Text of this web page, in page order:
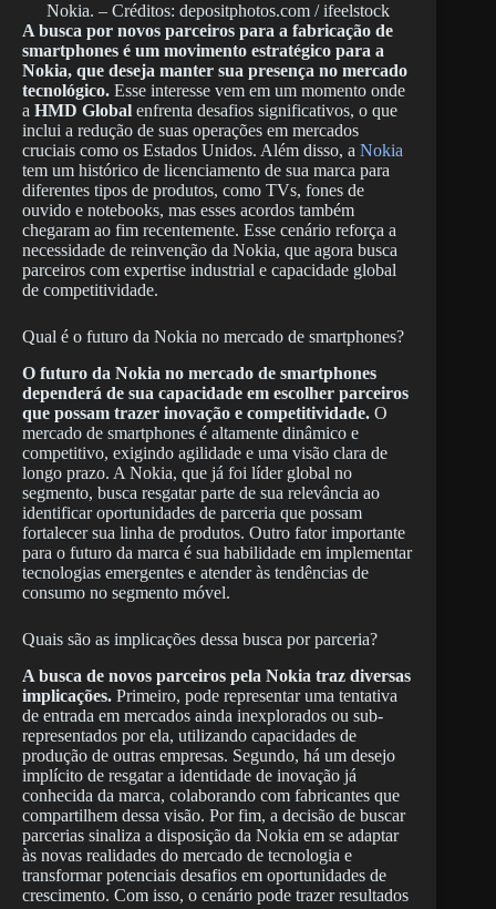
Nokia. – Créditos: depositphotos.com / ifeelstock
A busca por novos parceiros para a fabricação de
smartphones é um movimento estratégico para a
Nokia, que deseja manter sua presença no mercado
tecnológico. Esse interesse vem em um momento onde
a HMD Global enfrenta desafios significativos, o que
inclui a redução de suas operações em mercados
cruciais como os Estados Unidos. Além disso, a Nokia
tem um histórico de licenciamento de sua marca para
diferentes tipos de produtos, como TVs, fones de
ouvido e notebooks, mas esses acordos também
chegaram ao fim recentemente. Esse cenário reforça a
necessidade de reinvenção da Nokia, que agora busca
parceiros com expertise industrial e capacidade global
de competitividade.
Qual é o futuro da Nokia no mercado de smartphones?
O futuro da Nokia no mercado de smartphones
dependerá de sua capacidade em escolher parceiros
que possam trazer inovação e competitividade. O
mercado de smartphones é altamente dinâmico e
competitivo, exigindo agilidade e uma visão clara de
longo prazo. A Nokia, que já foi líder global no
segmento, busca resgatar parte de sua relevância ao
identificar oportunidades de parceria que possam
fortalecer sua linha de produtos. Outro fator importante
para o futuro da marca é sua habilidade em implementar
tecnologias emergentes e atender às tendências de
consumo no segmento móvel.
Quais são as implicações dessa busca por parceria?
A busca de novos parceiros pela Nokia traz diversas
implicações. Primeiro, pode representar uma tentativa
de entrada em mercados ainda inexplorados ou sub-
representados por ela, utilizando capacidades de
produção de outras empresas. Segundo, há um desejo
implícito de resgatar a identidade de inovação já
conhecida da marca, colaborando com fabricantes que
compartilhem dessa visão. Por fim, a decisão de buscar
parcerias sinaliza a disposição da Nokia em se adaptar
às novas realidades do mercado de tecnologia e
transformar potenciais desafios em oportunidades de
crescimento. Com isso, o cenário pode trazer resultados